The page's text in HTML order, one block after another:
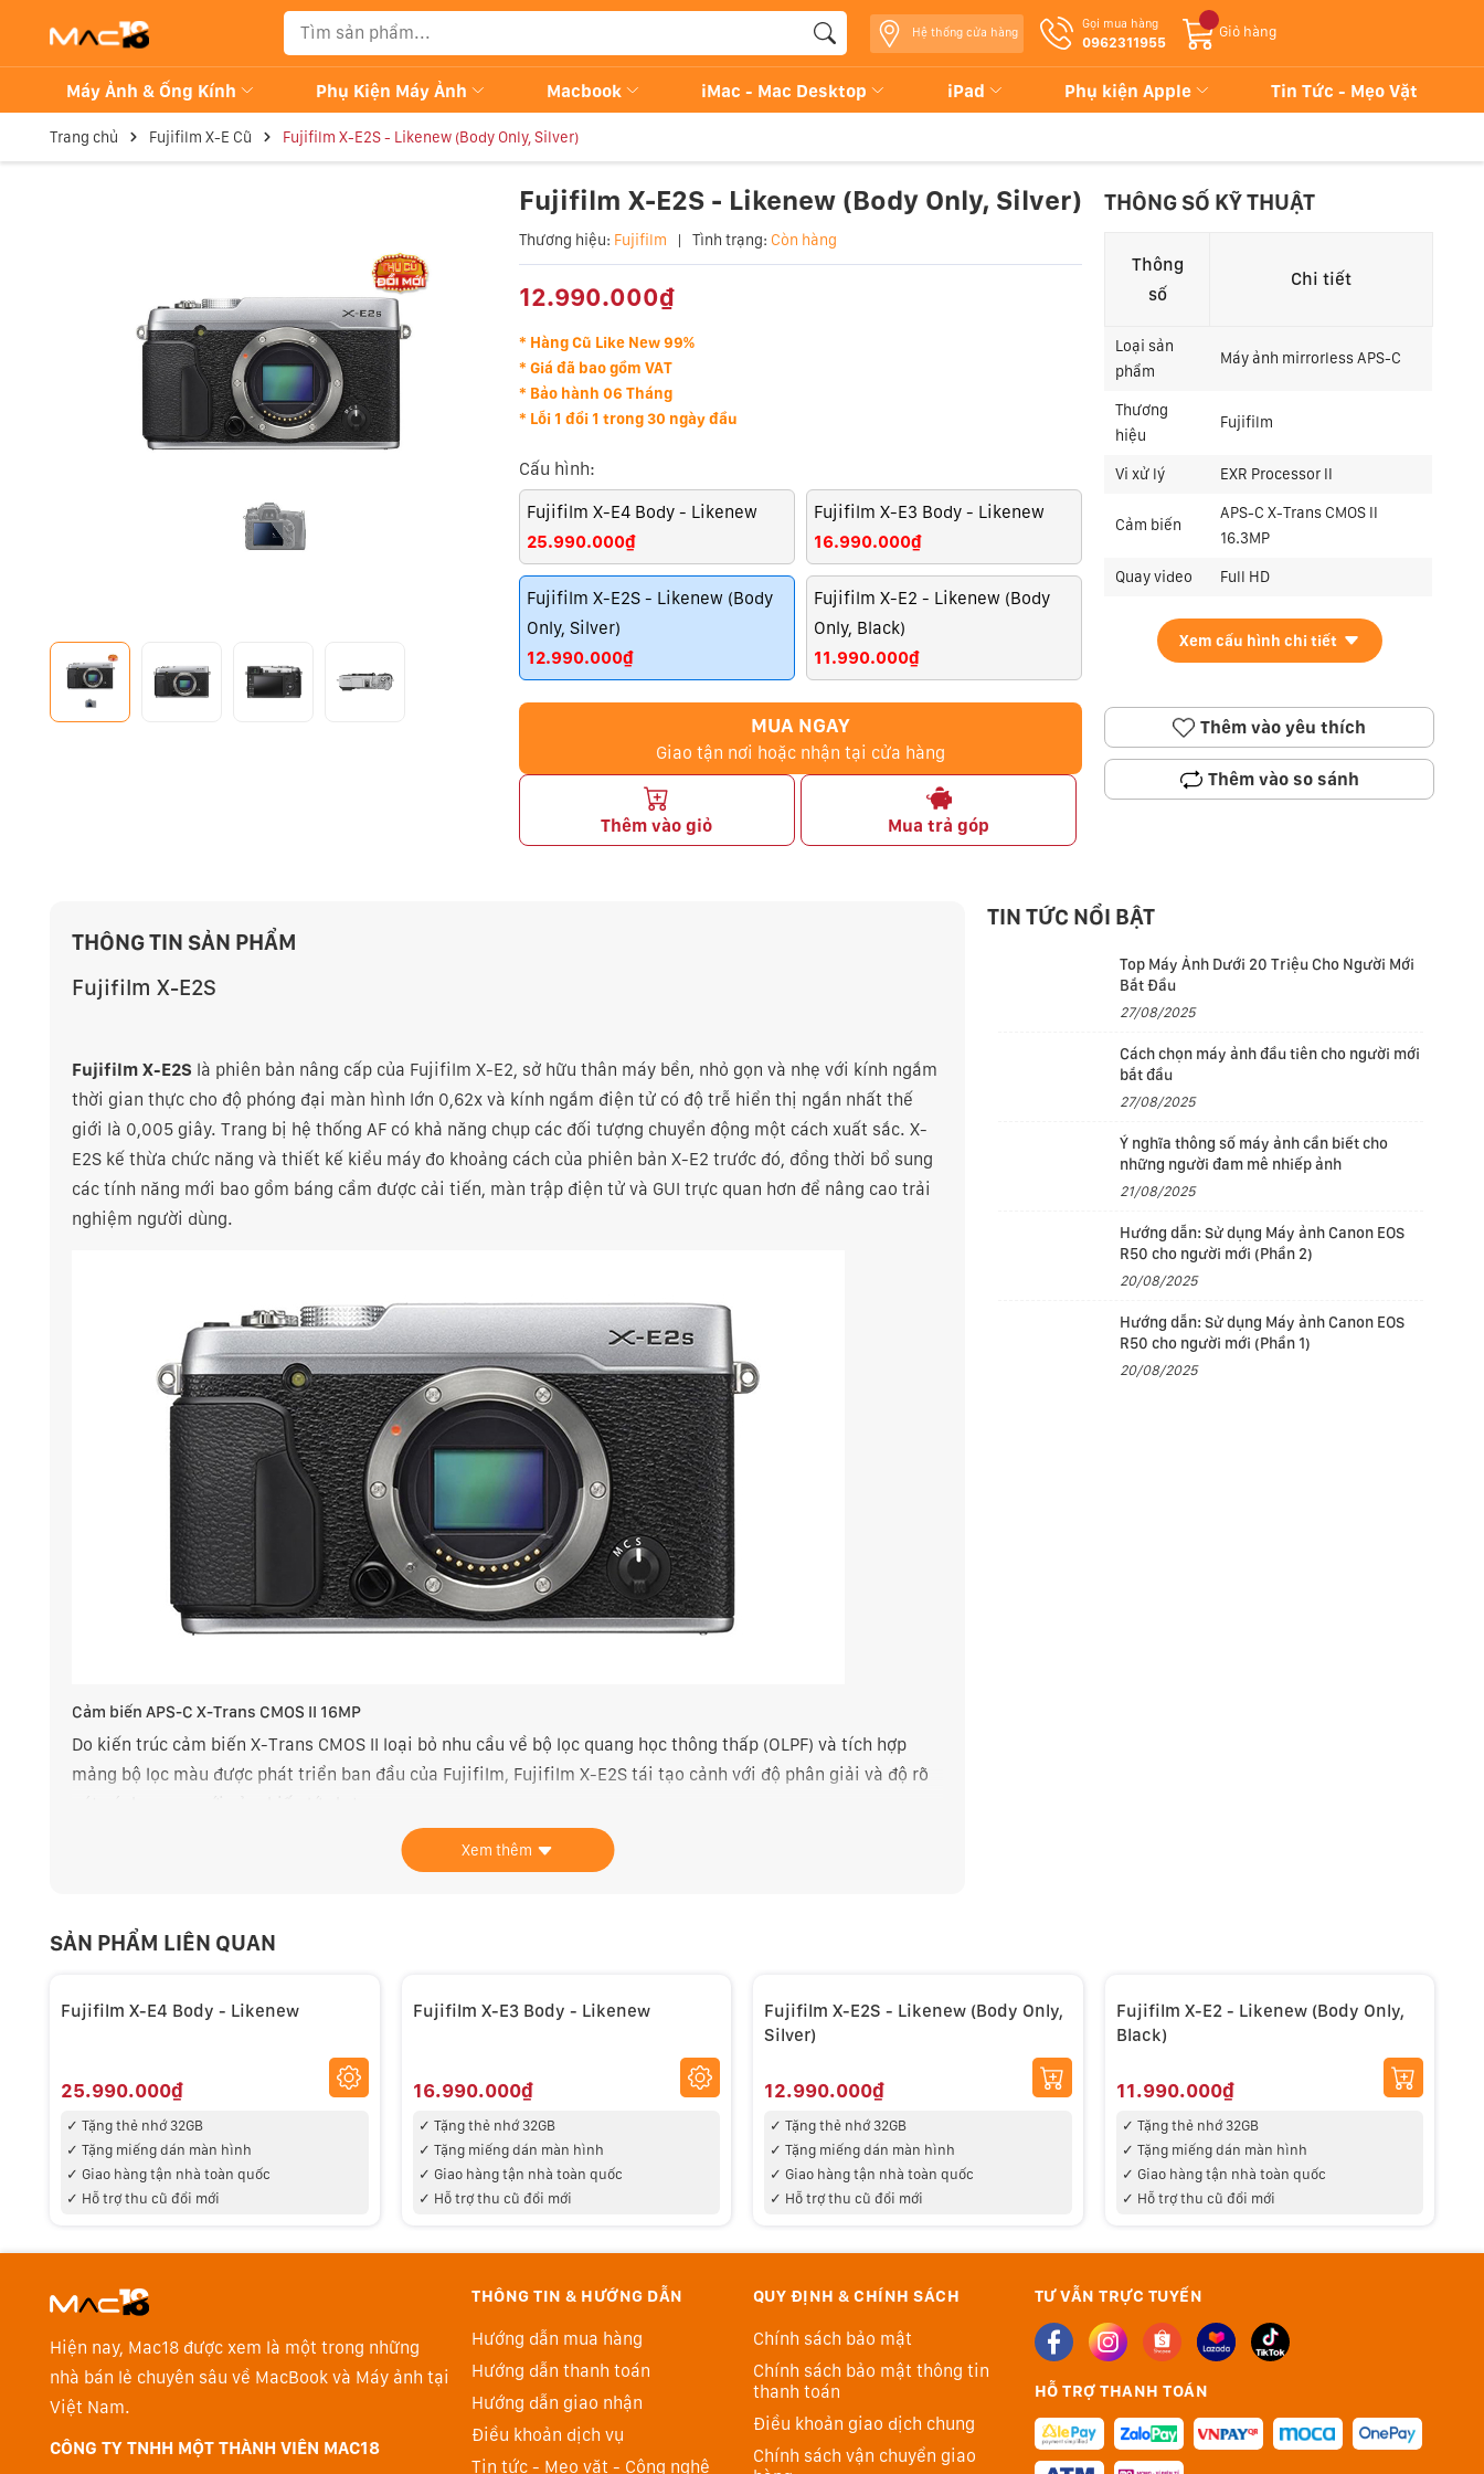
Hệ thống cửa hàng
Gọi mua hàng
0962311955
Giỏ hàng
Máy Ảnh & Ống Kính Phụ Kiện Máy Ảnh Macbook iMac - Mac Desktop iPad Phụ kiện Apple Tin Tức - Mẹo Vặt
Trang chủ Fujifilm X-E Cũ Fujifilm X-E2S - Likenew (Body Only, Silver)
Fujifilm X-E2S - Likenew (Body Only, Silver)
Thương hiệu: Fujifilm | Tình trạng: Còn hàng
12.990.000₫
* Hàng Cũ Like New 99%
* Giá đã bao gồm VAT
* Bảo hành 06 Tháng
* Lỗi 1 đổi 1 trong 30 ngày đầu
Cấu hình:
Fujifilm X-E4 Body - Likenew
25.990.000₫
Fujifilm X-E3 Body - Likenew
16.990.000₫
Fujifilm X-E2S - Likenew (Body
Only, Silver)
12.990.000₫
Fujifilm X-E2 - Likenew (Body
Only, Black)
11.990.000₫
MUA NGAY
Giao tận nơi hoặc nhận tại cửa hàng
Thêm vào giỏ Mua trả góp
THÔNG SỐ KỸ THUẬT
Thông
số
Chi tiết
Loại sản
phẩm
Máy ảnh mirrorless APS-C
Thương
hiệu
Fujifilm
Vi xử lý EXR Processor II
Cảm biến
APS-C X-Trans CMOS II
16.3MP
Quay video Full HD
Xem cấu hình chi tiết
Thêm vào yêu thích
Thêm vào so sánh
THÔNG TIN SẢN PHẨM
Fujifilm X-E2S
Fujifilm X-E2S là phiên bản nâng cấp của Fujifilm X-E2, sở hữu thân máy bền, nhỏ gọn và nhẹ với kính ngắm
thời gian thực cho độ phóng đại màn hình lớn 0,62x và kính ngắm điện tử có độ trễ hiển thị ngắn nhất thế
giới là 0,005 giây. Trang bị hệ thống AF có khả năng chụp các đối tượng chuyển động một cách xuất sắc. X-
E2S kế thừa chức năng và thiết kế kiểu máy đo khoảng cách của phiên bản X-E2 trước đó, đồng thời bổ sung
các tính năng mới bao gồm báng cầm được cải tiến, màn trập điện tử và GUI trực quan hơn để nâng cao trải
nghiệm người dùng.
Cảm biến APS-C X-Trans CMOS II 16MP
Do kiến ​​trúc cảm biến X-Trans CMOS II loại bỏ nhu cầu về bộ lọc quang học thông thấp (OLPF) và tích hợp
mảng bộ lọc màu được phát triển ban đầu của Fujifilm, Fujifilm X-E2S tái tạo cảnh với độ phân giải và độ rõ
Cảm biến X-Trans CMOS II kết hợp mảng bộ lọc màu gốc với mẫu rất ngẫu nhiên, loại bỏ nhu cầu về bộ lọc
không được lọc từ ống kính, đạt được mức độ phân giải chưa từng có.
X-E2S được trang bị kính ngắm điện tử hữu cơ EL 2,36 triệu điểm với phạm vi bao phủ 100%. Màn hình hiển
Xem thêm
TIN TỨC NỔI BẬT
Top Máy Ảnh Dưới 20 Triệu Cho Người Mới
Bắt Đầu
27/08/2025
Cách chọn máy ảnh đầu tiên cho người mới
bắt đầu
27/08/2025
Ý nghĩa thông số máy ảnh cần biết cho
những người đam mê nhiếp ảnh
21/08/2025
Hướng dẫn: Sử dụng Máy ảnh Canon EOS
R50 cho người mới (Phần 2)
20/08/2025
Hướng dẫn: Sử dụng Máy ảnh Canon EOS
R50 cho người mới (Phần 1)
20/08/2025
SẢN PHẨM LIÊN QUAN
Fujifilm X-E4 Body - Likenew
25.990.000₫
✓ Tặng thẻ nhớ 32GB
✓ Tặng miếng dán màn hình
✓ Giao hàng tận nhà toàn quốc
✓ Hỗ trợ thu cũ đổi mới
Fujifilm X-E3 Body - Likenew
16.990.000₫
✓ Tặng thẻ nhớ 32GB
✓ Tặng miếng dán màn hình
✓ Giao hàng tận nhà toàn quốc
✓ Hỗ trợ thu cũ đổi mới
Fujifilm X-E2S - Likenew (Body Only,
Silver)
12.990.000₫
✓ Tặng thẻ nhớ 32GB
✓ Tặng miếng dán màn hình
✓ Giao hàng tận nhà toàn quốc
✓ Hỗ trợ thu cũ đổi mới
Fujifilm X-E2 - Likenew (Body Only,
Black)
11.990.000₫
✓ Tặng thẻ nhớ 32GB
✓ Tặng miếng dán màn hình
✓ Giao hàng tận nhà toàn quốc
✓ Hỗ trợ thu cũ đổi mới
Hiện nay, Mac18 được xem là một trong những
nhà bán lẻ chuyên sâu về MacBook và Máy ảnh tại
Việt Nam.
CÔNG TY TNHH MỘT THÀNH VIÊN MAC18
THÔNG TIN & HƯỚNG DẪN
Hướng dẫn mua hàng
Hướng dẫn thanh toán
Hướng dẫn giao nhận
Điều khoản dịch vụ
Tin tức - Mẹo vặt - Công nghệ
QUY ĐỊNH & CHÍNH SÁCH
Chính sách bảo mật
Chính sách bảo mật thông tin
thanh toán
Điều khoản giao dịch chung
Chính sách vận chuyển giao
TƯ VẪN TRỰC TUYẾN
HỖ TRỢ THANH TOÁN